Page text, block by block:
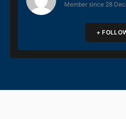
Member since 28
+